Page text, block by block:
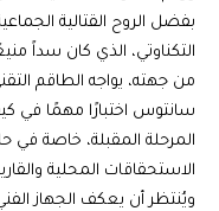
بفضل الروح القتالية
التكناوتي، الذي كان سداً
من جهته، يواجه الطاقم
سانتوس اختبارًا مهمًا في
المرحلة المقبلة، خاصة في
الاستحقاقات المحلية
ويُنتظر أن يعكف الجهاز